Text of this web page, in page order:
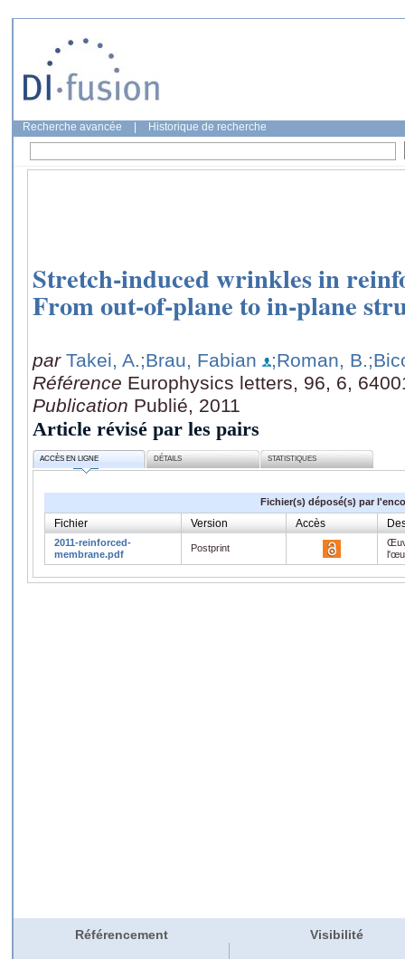
Recherche avancée Historique de recherche
Stretch-induced wrinkles in
From out-of-plane to in-plane
par Takei, A.;Brau, Fabian ;Roman, B.
Référence Europhysics letters, 96, 6,
Publication Publié, 2011
Article révisé par les pairs
ACCÈS EN LIGNE DÉTAILS STATISTIQUES
Fichier(s) déposé(s) par
Fichier Version Accès
2011-reinforced-
membrane.pdf
Postprint
Référencement Visibilité